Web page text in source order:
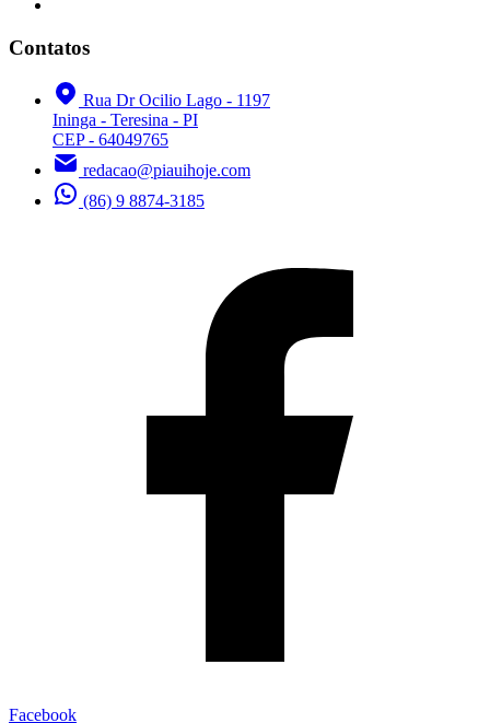
Contatos
Rua Dr Ocilio Lago - 1197
Ininga - Teresina - PI
CEP - 64049765
redacao@piauihoje.com
(86) 9 8874-3185
Facebook